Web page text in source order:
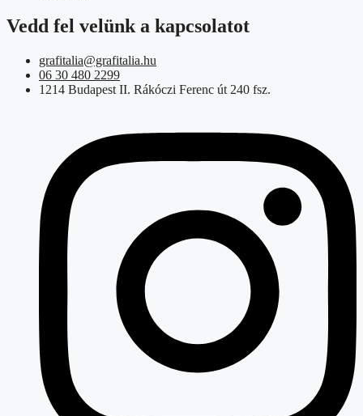
Vedd fel velünk a kapcsolatot
grafitalia@grafitalia.hu
06 30 480 2299
1214 Budapest II. Rákóczi Ferenc út 240 fsz.